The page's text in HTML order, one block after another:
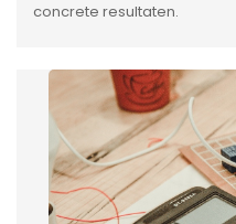
concrete resultaten.